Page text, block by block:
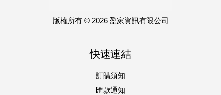
版權所有 © 2026 盈家資訊有限公司
快速連結
訂購須知
匯款通知